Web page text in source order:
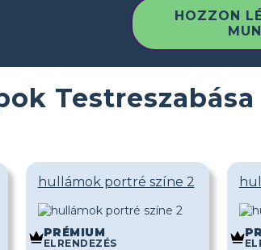
HOZZON
Testreszabása
hullámok portré színe 2
PRÉMIUM
ELRENDEZÉS